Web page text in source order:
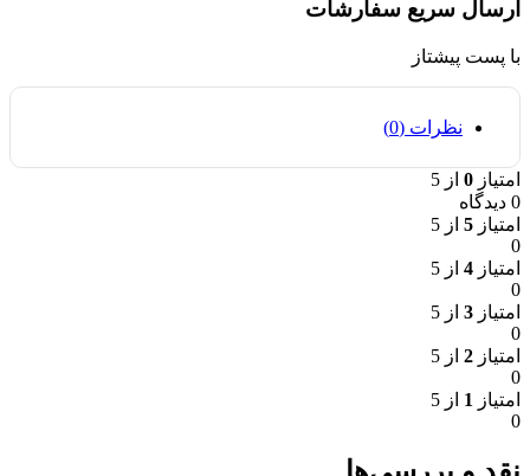
ارسال سریع سفارشات
با پست پیشتاز
نظرات (0)
امتیاز 0 از 5
0 دیدگاه
امتیاز 5 از 5
0
امتیاز 4 از 5
0
امتیاز 3 از 5
0
امتیاز 2 از 5
0
امتیاز 1 از 5
0